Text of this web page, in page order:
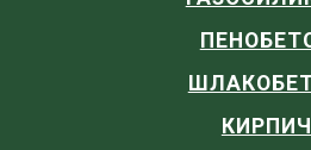
КИРПИЧ